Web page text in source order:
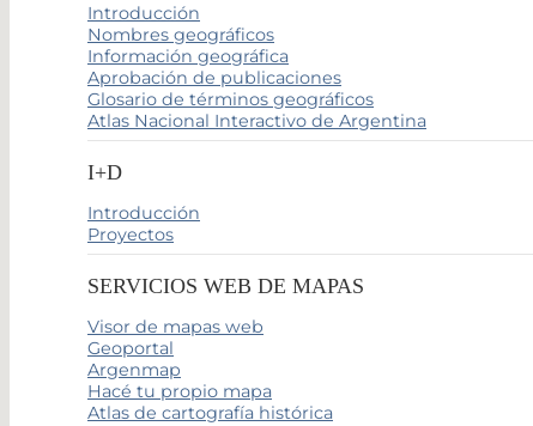
Introducción
Nombres geográficos
Información geográfica
Aprobación de publicaciones
Glosario de términos geográficos
Atlas Nacional Interactivo de Argentina
I+D
Introducción
Proyectos
SERVICIOS WEB DE MAPAS
Visor de mapas web
Geoportal
Argenmap
Hacé tu propio mapa
Atlas de cartografía histórica